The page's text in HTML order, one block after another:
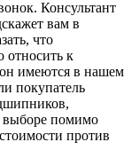
Консультант
вам в
что
относить к
имеются в нашем
покупатель
выборе помимо
против